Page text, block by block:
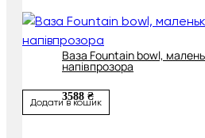
Ваза Fountain bowl,
напівпрозора
3588 ₴
Додати в кошик